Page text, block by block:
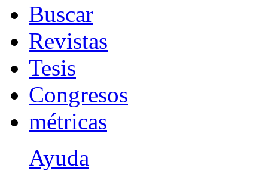
Buscar
Revistas
Tesis
Congresos
métricas
Ayuda